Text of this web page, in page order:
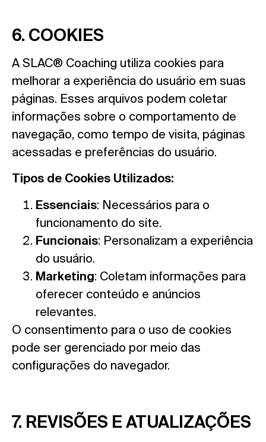
6. COOKIES
A SLAC® Coaching utiliza cookies para
melhorar a experiência do usuário em suas
páginas. Esses arquivos podem coletar
informações sobre o comportamento de
navegação, como tempo de visita, páginas
acessadas e preferências do usuário.
Tipos de Cookies Utilizados:
Essenciais: Necessários para o
funcionamento do site.
Funcionais: Personalizam a experiência
do usuário.
Marketing: Coletam informações para
oferecer conteúdo e anúncios
relevantes.
O consentimento para o uso de cookies
pode ser gerenciado por meio das
configurações do navegador.
7. REVISÕES E ATUALIZAÇÕES